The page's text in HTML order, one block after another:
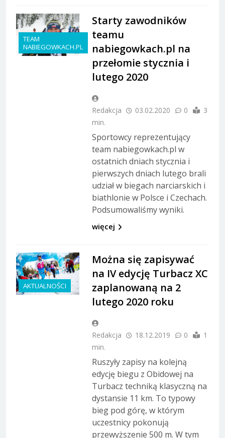
TEAM
NABIEGOWKACH.PL
Starty zawodników
teamu
nabiegowkach.pl na
przełomie stycznia i
lutego 2020
Redakcja 03.02.2020 0
3
min.
Sportowcy reprezentujący
team nabiegowkach.pl w
ostatnich dniach stycznia i
pierwszych dniach lutego brali
udział w biegach narciarskich i
biathlonie w Polsce i Czechach.
Podsumowaliśmy wyniki.
więcej
AKTUALNOŚCI
Można się zapisywać
na IV edycję Turbacz XC
zaplanowaną na 2
lutego 2020 roku
Redakcja 18.12.2019 0
1
min.
Ruszyły zapisy na kolejną
edycję biegu z Obidowej na
Turbacz techniką klasyczną na
dystansie 11 km. To typowy
bieg pod górę, w którym
uczestnicy pokonują
przewyższenie 500 m. W tym